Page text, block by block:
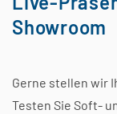
Showroom
Gerne stellen wir
Testen Sie Soft-